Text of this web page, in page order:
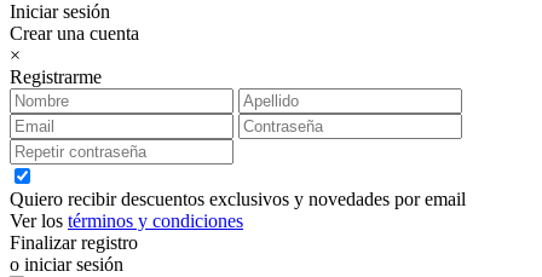
Iniciar sesión
Crear una cuenta
×
Registrarme
Quiero recibir descuentos exclusivos y novedades por email
Ver los términos y condiciones
Finalizar registro
o iniciar sesión